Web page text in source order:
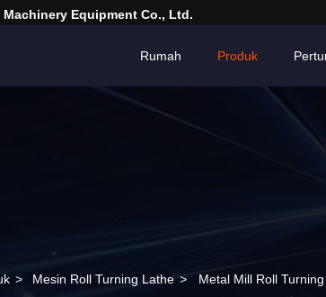
Equipment Co., Ltd.
Rumah Produk
> Mesin Roll Turning Lathe > Metal Mill Roll